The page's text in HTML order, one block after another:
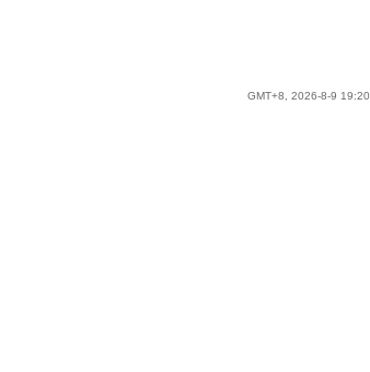
GMT+8, 2026-8-9 19:20